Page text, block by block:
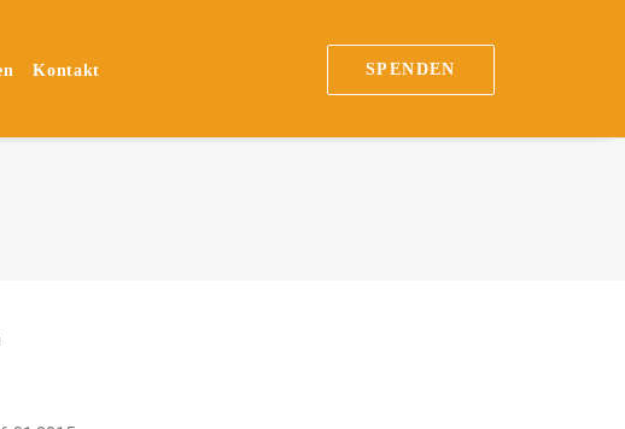
Kontakt SPENDEN